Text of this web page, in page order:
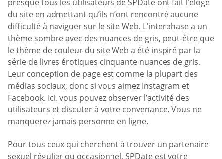
presque tous les utilisateurs de SPDate ont fait l’éloge
du site en admettant qu’ils n’ont rencontré aucune
difficulté à naviguer sur le site Web. L’interphase a un
thème sombre avec des nuances de gris, peut-être que
le thème de couleur du site Web a été inspiré par la
série de livres érotiques cinquante nuances de gris.
Leur conception de page est comme la plupart des
médias sociaux, donc si vous aimez Instagram et
Facebook. Ici, vous pouvez observer l’activité des
utilisateurs et discuter à votre convenance. Vous ne
manquerez jamais personne en ligne.
Pour tous ceux qui cherchent à trouver un partenaire
sexuel régulier ou occasionnel, SPDate est votre